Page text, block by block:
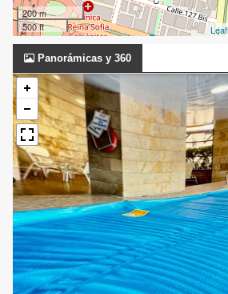
200 m
500 ft
Panorámicas y 360